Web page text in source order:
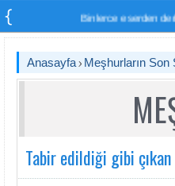
Binlerce eserden
Anasayfa Meşhurların Son
Tabir edildiği gibi